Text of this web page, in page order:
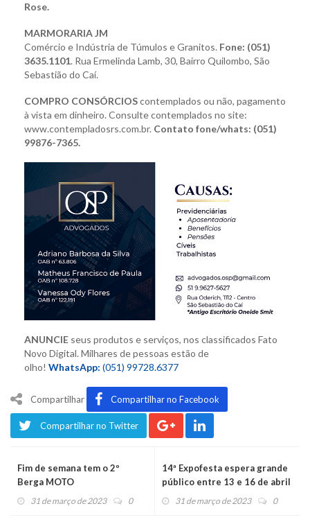
Rose.
MARMORARIA JM
Comércio e Indústria de Túmulos e Granitos. Fone: (051)
3635.1101. Rua Ermelinda Lamb, 30, Bairro Quilombo, São
Sebastião do Caí.
COMPRO CONSÓRCIOScontemplados ou não, pagamento
à vista em dinheiro. Consulte contemplados no site:
www.contempladosrs.com.br. Contato fone/whats: (051)
99876-7365.
ANUNCIE seus produtos e serviços, nos classificados Fato
Novo Digital. Milhares de pessoas estão de
olho! WhatsApp: (051) 99728.6377
Compartilhar Compartilhar no Facebook
Compartilhar no Twitter
Fim de semana tem o 2º
Berga MOTO
31 de março de 2023 0
14ª Expofesta espera grande
público entre 13 e 16 de abril
31 de março de 2023 0